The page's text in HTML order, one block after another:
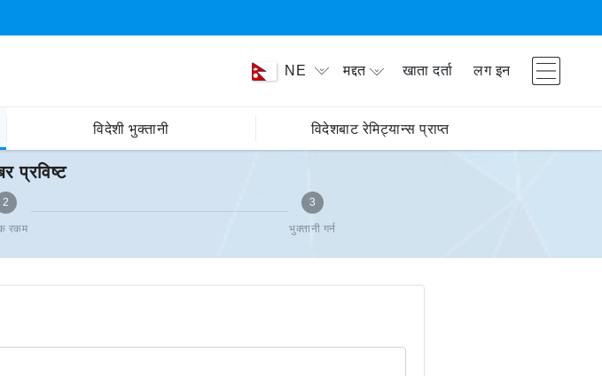
NE मद्दत खाता दर्ता लग इन
विदेशी भुक्तानी विदेशबाट रेमिट्यान्स प्राप्त
प्रविष्ट
2
रकम
3
भुक्तानी गर्न